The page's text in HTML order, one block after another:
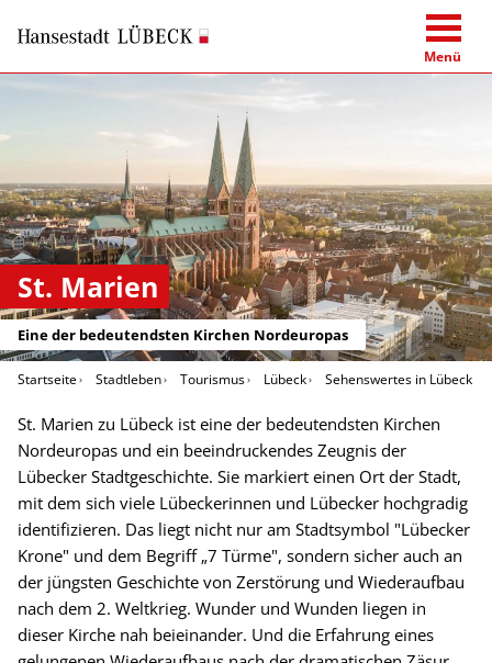
Menü
St. Marien
Eine der bedeutendsten Kirchen Nordeuropas
Startseite Stadtleben Tourismus Lübeck Sehenswertes in Lübeck
St. Marien zu Lübeck ist eine der bedeutendsten Kirchen
Nordeuropas und ein beeindruckendes Zeugnis der
Lübecker Stadtgeschichte. Sie markiert einen Ort der Stadt,
mit dem sich viele Lübeckerinnen und Lübecker hochgradig
identifizieren. Das liegt nicht nur am Stadtsymbol "Lübecker
Krone" und dem Begriff „7 Türme", sondern sicher auch an
der jüngsten Geschichte von Zerstörung und Wiederaufbau
nach dem 2. Weltkrieg. Wunder und Wunden liegen in
dieser Kirche nah beieinander. Und die Erfahrung eines